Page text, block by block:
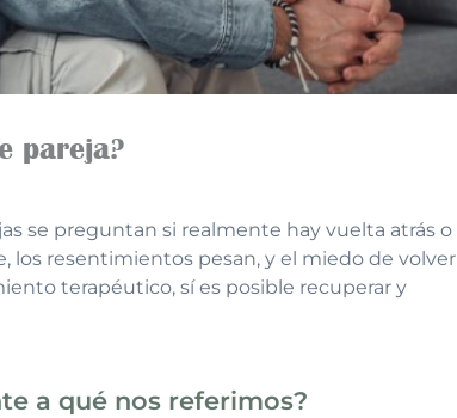
pareja?
se preguntan si realmente hay vuelta atrás o
los resentimientos pesan, y el miedo de volver
terapéutico, sí es posible recuperar y
a qué nos referimos?